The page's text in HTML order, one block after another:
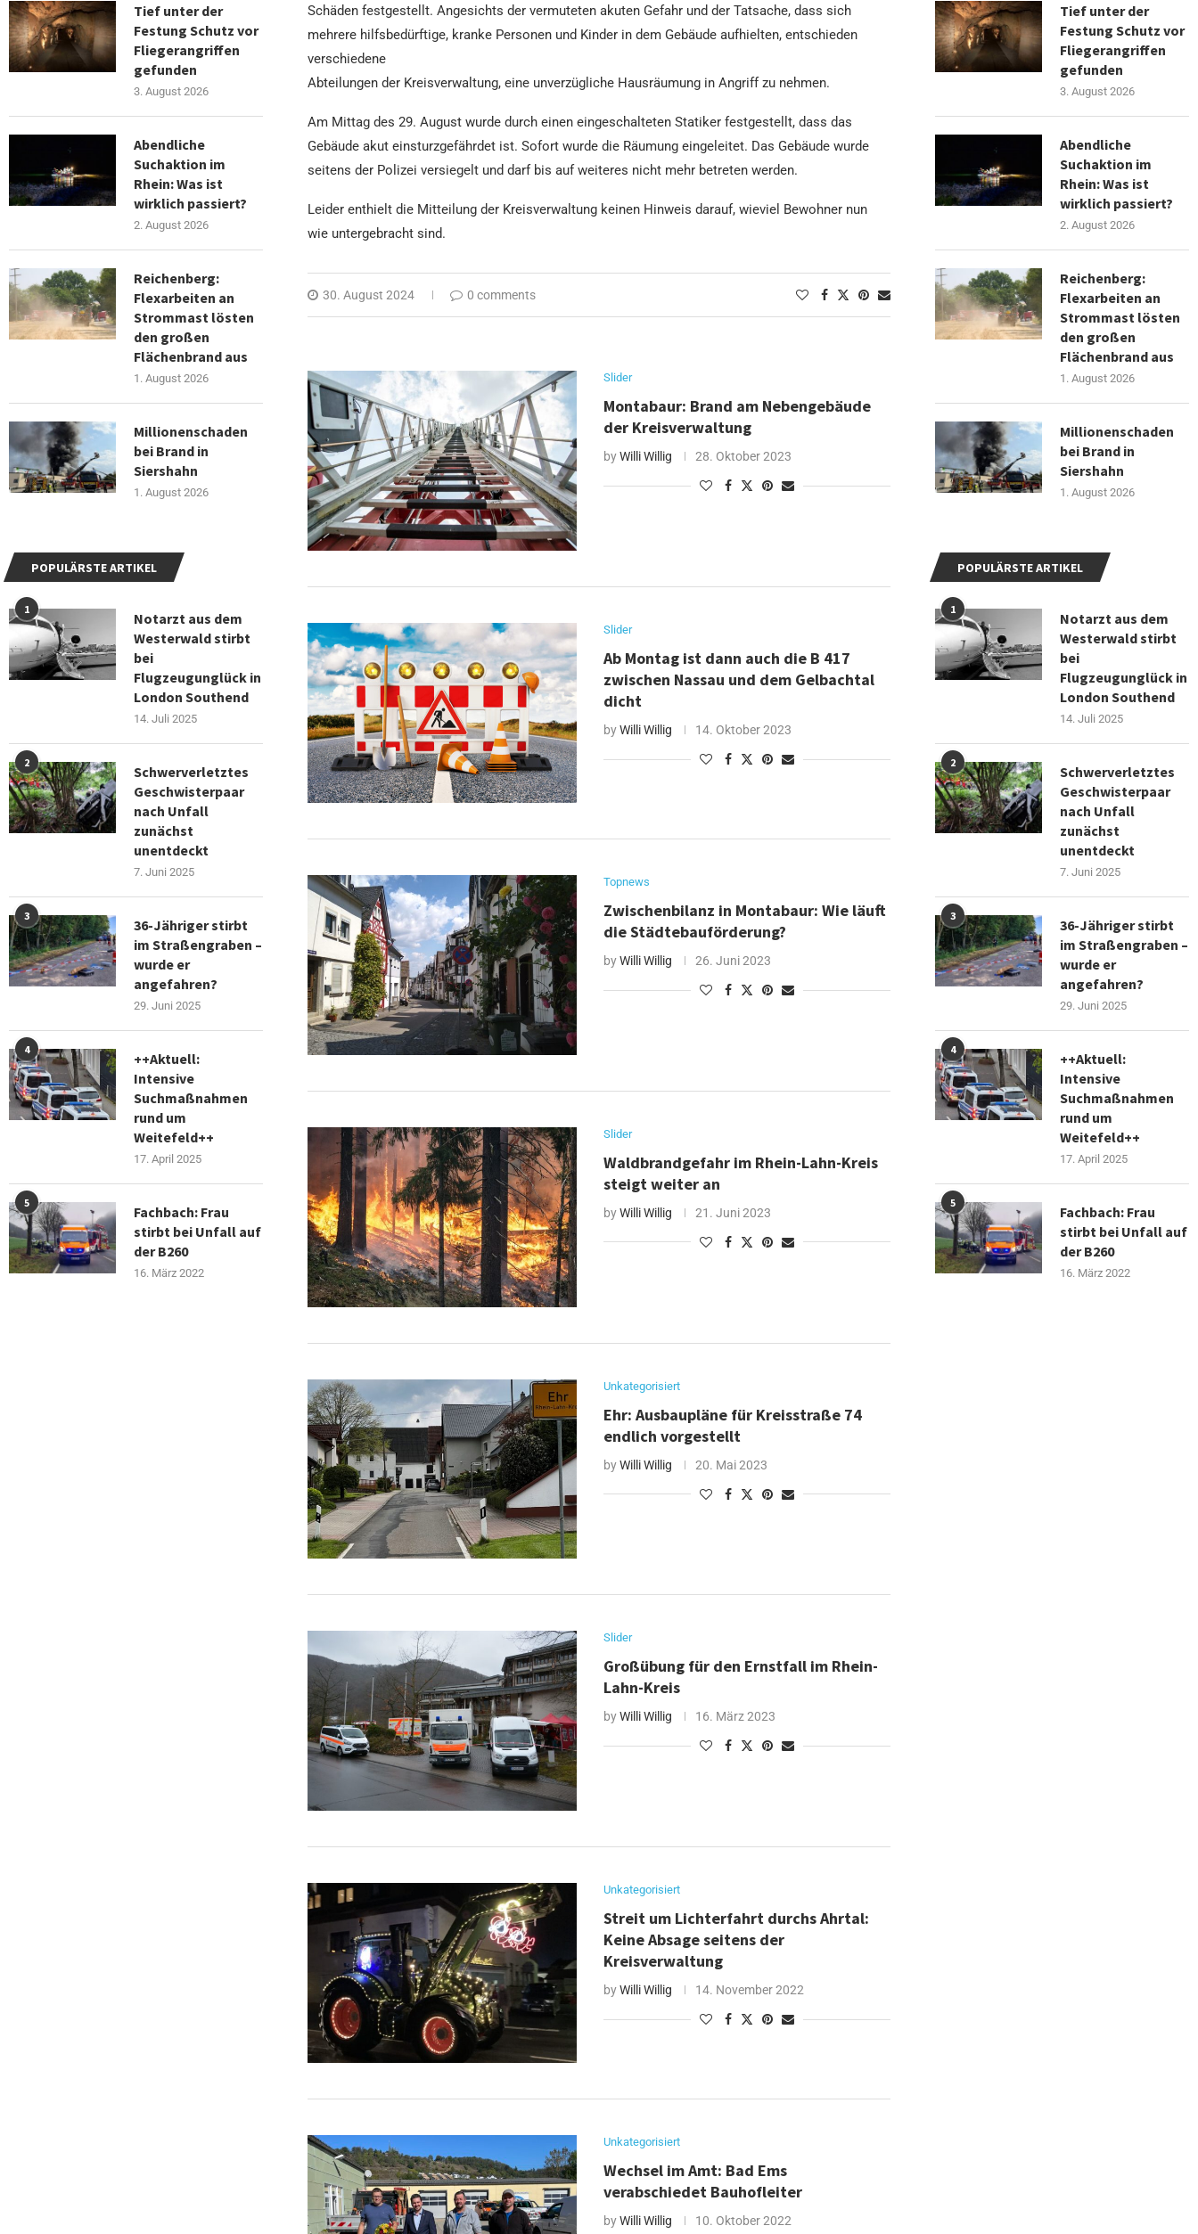
Schäden festgestellt. Angesichts der vermuteten akuten Gefahr und der Tatsache, dass sich
mehrere hilfsbedürftige, kranke Personen und Kinder in dem Gebäude aufhielten, entschieden
verschiedene
Abteilungen der Kreisverwaltung, eine unverzügliche Hausräumung in Angriff zu nehmen.
Am Mittag des 29. August wurde durch einen eingeschalteten Statiker festgestellt, dass das
Gebäude akut einsturzgefährdet ist. Sofort wurde die Räumung eingeleitet. Das Gebäude wurde
seitens der Polizei versiegelt und darf bis auf weiteres nicht mehr betreten werden.
Leider enthielt die Mitteilung der Kreisverwaltung keinen Hinweis darauf, wieviel Bewohner nun
wie untergebracht sind.
30. August 2024 0 comments
Slider
Montabaur: Brand am Nebengebäude
der Kreisverwaltung
byWilli Willig 28. Oktober 2023
Slider
Ab Montag ist dann auch die B 417
zwischen Nassau und dem Gelbachtal
dicht
byWilli Willig 14. Oktober 2023
Topnews
Zwischenbilanz in Montabaur: Wie läuft
die Städtebauförderung?
byWilli Willig 26. Juni 2023
Slider
Waldbrandgefahr im Rhein-Lahn-Kreis
steigt weiter an
byWilli Willig 21. Juni 2023
Unkategorisiert
Ehr: Ausbaupläne für Kreisstraße 74
endlich vorgestellt
byWilli Willig 20. Mai 2023
Slider
Großübung für den Ernstfall im Rhein-
Lahn-Kreis
byWilli Willig 16. März 2023
Unkategorisiert
Streit um Lichterfahrt durchs Ahrtal:
Keine Absage seitens der
Kreisverwaltung
byWilli Willig 14. November 2022
Unkategorisiert
Wechsel im Amt: Bad Ems
verabschiedet Bauhofleiter
byWilli Willig 10. Oktober 2022
Tief unter der
Festung Schutz vor
Fliegerangriffen
gefunden
3. August 2026
Abendliche
Suchaktion im
Rhein: Was ist
wirklich passiert?
2. August 2026
Reichenberg:
Flexarbeiten an
Strommast lösten
den großen
Flächenbrand aus
1. August 2026
Millionenschaden
bei Brand in
Siershahn
1. August 2026
POPULÄRSTE ARTIKEL
1
Notarzt aus dem
Westerwald stirbt
bei
Flugzeugunglück in
London Southend
14. Juli 2025
2
Schwerverletztes
Geschwisterpaar
nach Unfall
zunächst
unentdeckt
7. Juni 2025
3
36-Jähriger stirbt
im Straßengraben –
wurde er
angefahren?
29. Juni 2025
4
++Aktuell:
Intensive
Suchmaßnahmen
rund um
Weitefeld++
17. April 2025
5
Fachbach: Frau
stirbt bei Unfall auf
der B260
16. März 2022
Tief unter der
Festung Schutz vor
Fliegerangriffen
gefunden
3. August 2026
Abendliche
Suchaktion im
Rhein: Was ist
wirklich passiert?
2. August 2026
Reichenberg:
Flexarbeiten an
Strommast lösten
den großen
Flächenbrand aus
1. August 2026
Millionenschaden
bei Brand in
Siershahn
1. August 2026
POPULÄRSTE ARTIKEL
1
Notarzt aus dem
Westerwald stirbt
bei
Flugzeugunglück in
London Southend
14. Juli 2025
2
Schwerverletztes
Geschwisterpaar
nach Unfall
zunächst
unentdeckt
7. Juni 2025
3
36-Jähriger stirbt
im Straßengraben –
wurde er
angefahren?
29. Juni 2025
4
++Aktuell:
Intensive
Suchmaßnahmen
rund um
Weitefeld++
17. April 2025
5
Fachbach: Frau
stirbt bei Unfall auf
der B260
16. März 2022